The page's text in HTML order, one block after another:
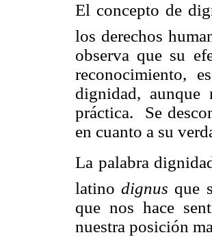
El concepto de
los derechos
observa que su
reconocimiento,
dignidad, aunque
práctica. Se
en cuanto a su
La palabra
latinodignus que
que nos hace
nuestra posición